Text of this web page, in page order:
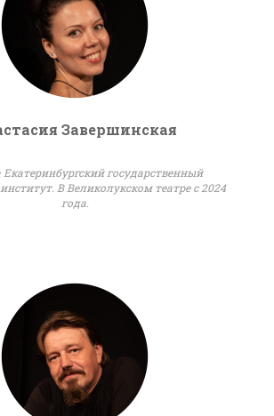
Завершинская
государственный
В Великолукском театре с 2024
года.